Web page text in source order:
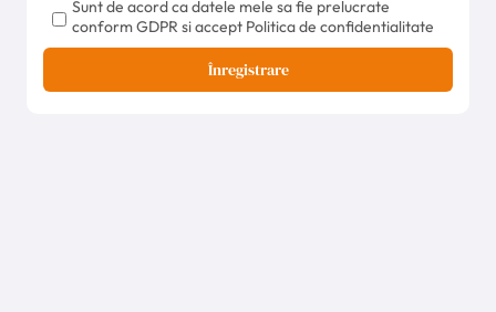
Sunt de acord ca datele mele sa fie prelucrate
conform GDPR si accept Politica de confidentialitate
Înregistrare